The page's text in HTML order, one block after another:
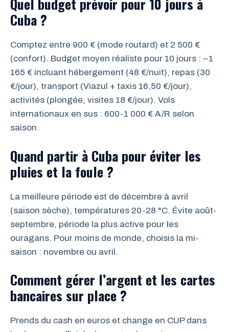
Quel budget prévoir pour 10 jours à
Cuba ?
Comptez entre 900 € (mode routard) et 2 500 €
(confort). Budget moyen réaliste pour 10 jours : ~1
165 € incluant hébergement (48 €/nuit), repas (30
€/jour), transport (Viazul + taxis 16,50 €/jour),
activités (plongée, visites 18 €/jour). Vols
internationaux en sus : 600-1 000 € A/R selon
saison.
Quand partir à Cuba pour éviter les
pluies et la foule ?
La meilleure période est de décembre à avril
(saison sèche), températures 20-28 °C. Évite août-
septembre, période la plus active pour les
ouragans. Pour moins de monde, choisis la mi-
saison : novembre ou avril.
Comment gérer l’argent et les cartes
bancaires sur place ?
Prends du cash en euros et change en CUP dans